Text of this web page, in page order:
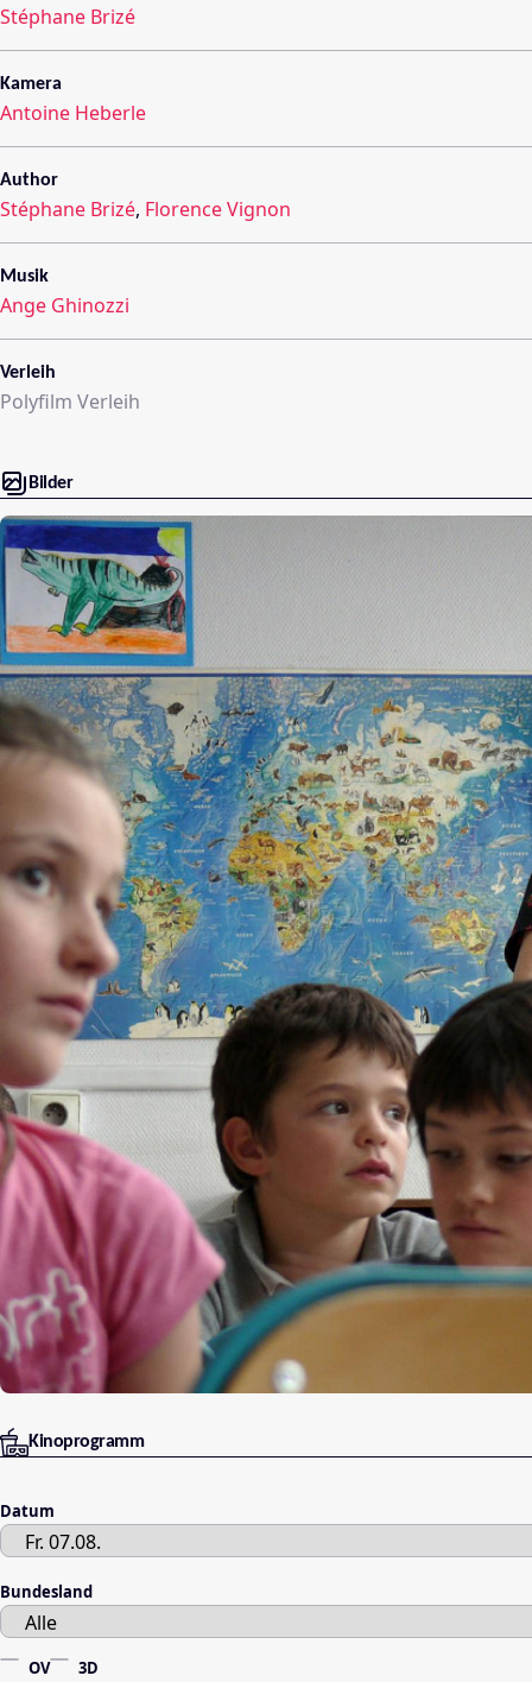
Stéphane Brizé
Kamera
Antoine Heberle
Author
Stéphane Brizé, Florence Vignon
Musik
Ange Ghinozzi
Verleih
Polyfilm Verleih
Bilder
Kinoprogramm
Datum
Bundesland
OV 3D